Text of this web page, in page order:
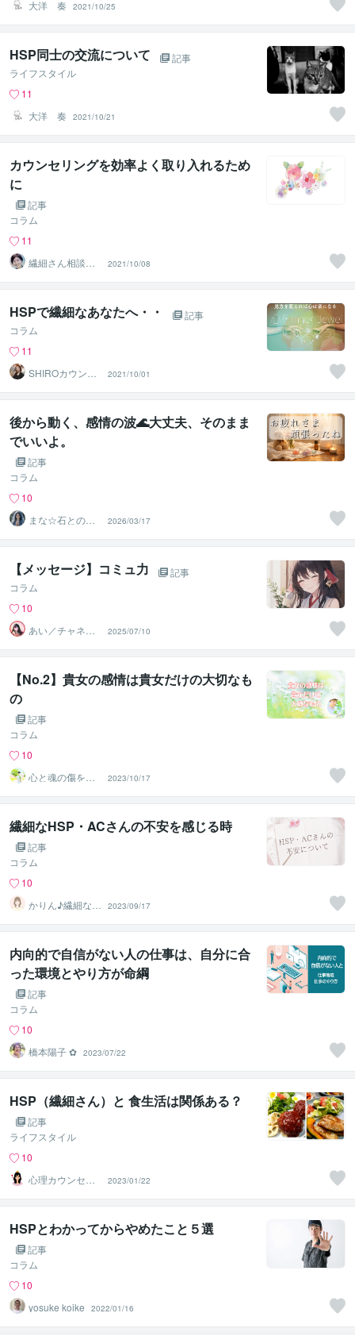
大洋 奏 2021/10/25
HSP同士の交流について
記事
ライフスタイル
11
大洋 奏
2021/10/21
カウンセリングを効率よく取り入れるため
に
記事
コラム
11
繊細さん相談室
☘️野崎真礼（ま
ひろ）
2021/10/08
HSPで繊細なあなたへ・・
記事
コラム
11
SHIROカウンセ
2021/10/01
後から動く、感情の波🌊大丈夫、そのまま
でいいよ。
記事
コラム
10
まな☆石との絆
を整える占い師
＆セラピスト
2026/03/17
【メッセージ】コミュ力
記事
コラム
10
あい／チャネリ
ングアート✨夏S
ALE
2025/07/10
【No.2】貴女の感情は貴女だけの大切なも
の
記事
コラム
10
心と魂の傷を癒
す♡ヒーラーchi
sa
2023/10/17
繊細なHSP・ACさんの不安を感じる時
記事
コラム
10
かりん♪繊細な心
の部屋
2023/09/17
内向的で自信がない人の仕事は、自分に合
った環境とやり方が命綱
記事
コラム
10
橋本陽子 ✿ 2023/07/22
HSP（繊細さん）と 食生活は関係ある？
記事
ライフスタイル
10
心理カウンセラ
ーしおり
2023/01/22
HSPとわかってからやめたこと５選
記事
コラム
10
yosuke koike
2022/01/16